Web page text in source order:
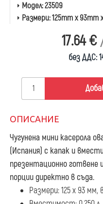
17.64 €
без ДДС:
Модел:23509
Размери:125mm x 93mm
ОПИСАНИЕ
Чугунена мини касерола
(Испания) с капак и
презентационно готвене
порции директно в съда.
Размери: 125 х 93 мм,